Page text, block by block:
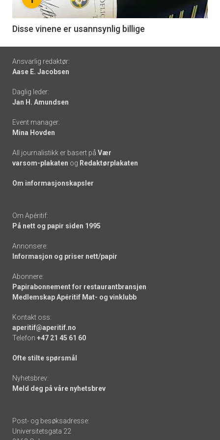
6
Disse vinene er usannsynlig billige
Footer
-
links
Ansvarlig redaktør:
Aase E. Jacobsen
Daglig leder:
Jan H. Amundsen
Event manager:
Mina Hovden
All journalistikk er basert på Vær
varsom-plakaten og Redaktørplakaten
Om informasjonskapsler
Om Apéritif:
På nett og papir siden 1995
Annonsere:
Informasjon og priser nett/papir
Abonnere:
Papirabonnement for restaurantbransjen
Medlemskap Apéritif Mat- og vinklubb
Kontakt oss:
aperitif@aperitif.no
Telefon +47 21 45 61 60
Ofte stilte spørsmål
Nyhetsbrev:
Meld deg på våre nyhetsbrev
Post- og besøksadresse:
Universitetsgata 22